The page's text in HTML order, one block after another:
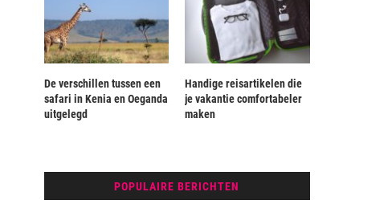
De verschillen tussen een
safari in Kenia en Oeganda
uitgelegd
Handige reisartikelen die
je vakantie comfortabeler
maken
POPULAIRE BERICHTEN